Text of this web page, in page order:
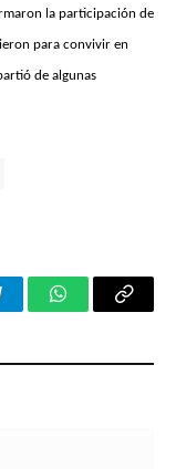
la participación de
para convivir en
de algunas
WhatsApp
Copy